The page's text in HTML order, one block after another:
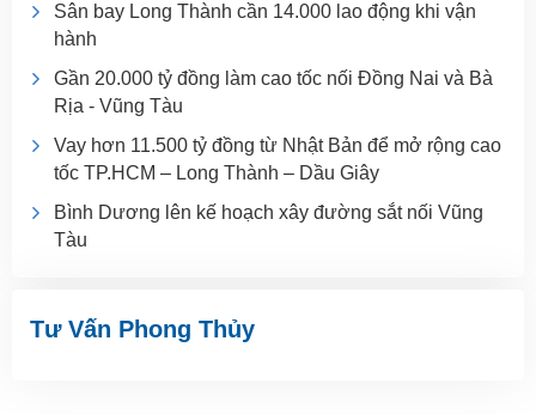
Sân bay Long Thành cần 14.000 lao động khi vận
hành
Gần 20.000 tỷ đồng làm cao tốc nối Đồng Nai và Bà
Rịa - Vũng Tàu
Vay hơn 11.500 tỷ đồng từ Nhật Bản để mở rộng cao
tốc TP.HCM – Long Thành – Dầu Giây
Bình Dương lên kế hoạch xây đường sắt nối Vũng
Tàu
Tư Vấn Phong Thủy